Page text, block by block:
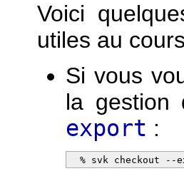
Voici
utiles au
Si vous
la gestion
export :
% svk checkout --